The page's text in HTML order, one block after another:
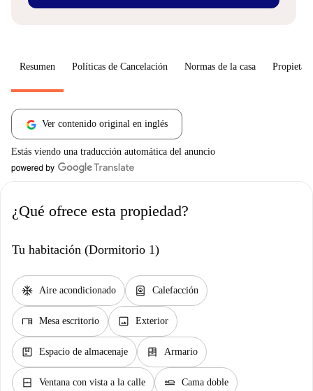
Resumen Políticas de Cancelación Normas de la casa
Ver contenido original en inglés
Estás viendo una traducción automática del anuncio
¿Qué ofrece esta propiedad?
Tu habitación (Dormitorio 1)
ac_unit Aire acondicionado water_heater Calefacción
desk Mesa escritorio image Exterior
package Espacio de almacenaje dresser Armario
window_closed Ventana con vista a la calle airline_seat_flat Cama doble